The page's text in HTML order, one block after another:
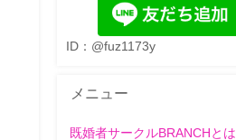
ID：@fuz1173y
メニュー
既婚者サークルBRANCHとは